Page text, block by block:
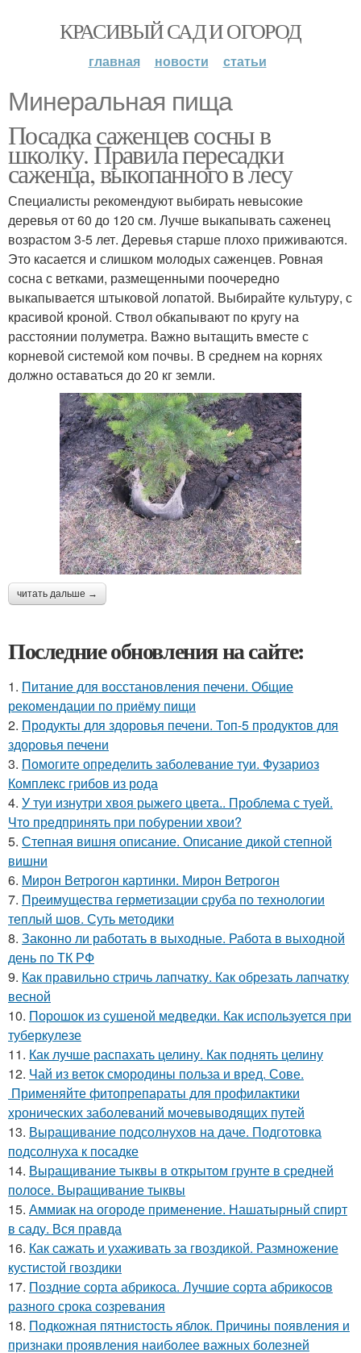
КРАСИВЫЙ САД И ОГОРОД
главная новости статьи
Минеральная пища
Посадка саженцев сосны в
школку. Правила пересадки
саженца, выкопанного в лесу
Специалисты рекомендуют выбирать невысокие
деревья от 60 до 120 см. Лучше выкапывать саженец
возрастом 3-5 лет. Деревья старше плохо приживаются.
Это касается и слишком молодых саженцев. Ровная
сосна с ветками, размещенными поочередно
выкапывается штыковой лопатой. Выбирайте культуру, с
красивой кроной. Ствол обкапывают по кругу на
расстоянии полуметра. Важно вытащить вместе с
корневой системой ком почвы. В среднем на корнях
должно оставаться до 20 кг земли.
читать дальше →
Последние обновления на сайте:
1. Питание для восстановления печени. Общие
рекомендации по приёму пищи
2. Продукты для здоровья печени. Топ-5 продуктов для
здоровья печени
3. Помогите определить заболевание туи. Фузариоз
Комплекс грибов из рода
4. У туи изнутри хвоя рыжего цвета.. Проблема с туей.
Что предпринять при побурении хвои?
5. Степная вишня описание. Описание дикой степной
вишни
6. Мирон Ветрогон картинки. Мирон Ветрогон
7. Преимущества герметизации сруба по технологии
теплый шов. Суть методики
8. Законно ли работать в выходные. Работа в выходной
день по ТК РФ
9. Как правильно стричь лапчатку. Как обрезать лапчатку
весной
10. Порошок из сушеной медведки. Как используется при
туберкулезе
11. Как лучше распахать целину. Как поднять целину
12. Чай из веток смородины польза и вред. Сове.
Применяйте фитопрепараты для профилактики
хронических заболеваний мочевыводящих путей
13. Выращивание подсолнухов на даче. Подготовка
подсолнуха к посадке
14. Выращивание тыквы в открытом грунте в средней
полосе. Выращивание тыквы
15. Аммиак на огороде применение. Нашатырный спирт
в саду. Вся правда
16. Как сажать и ухаживать за гвоздикой. Размножение
кустистой гвоздики
17. Поздние сорта абрикоса. Лучшие сорта абрикосов
разного срока созревания
18. Подкожная пятнистость яблок. Причины появления и
признаки проявления наиболее важных болезней